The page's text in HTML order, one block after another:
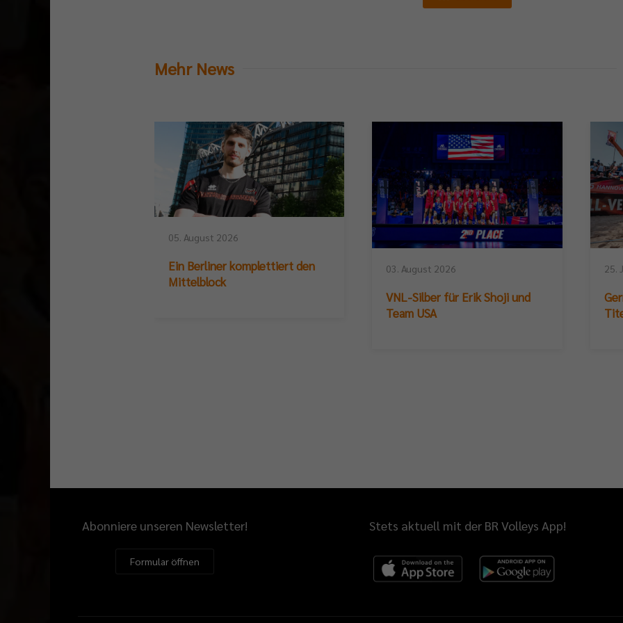
Mehr News
05. August 2026
Ein Berliner komplettiert den
Mittelblock
03. August 2026
VNL-Silber für Erik Shoji und
Team USA
25.
Abonniere unseren Newsletter!
Formular öffnen
Stets aktuell mit der BR Volleys App!